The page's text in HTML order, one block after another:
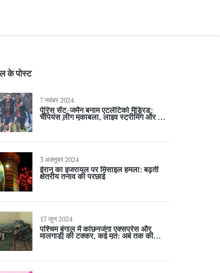
के पोस्ट
7 नवंबर 2024
पेरिस सेंट-जर्मेन बनाम एटलेटिको मैड्रिड:
चैंपियंस लीग मुकाबला, लाइव स्ट्रीमिंग और टीम
जानकारी
3 अक्तूबर 2024
ईरान का इजरायल पर मिसाइल हमला: बढ़ती
क्षेत्रीय तनाव की परछाई
17 जून 2024
पश्चिम बंगाल में कांछनजंगा एक्सप्रेस और
मालगाड़ी की टक्कर, कई मृत: अब तक की
जानकारी